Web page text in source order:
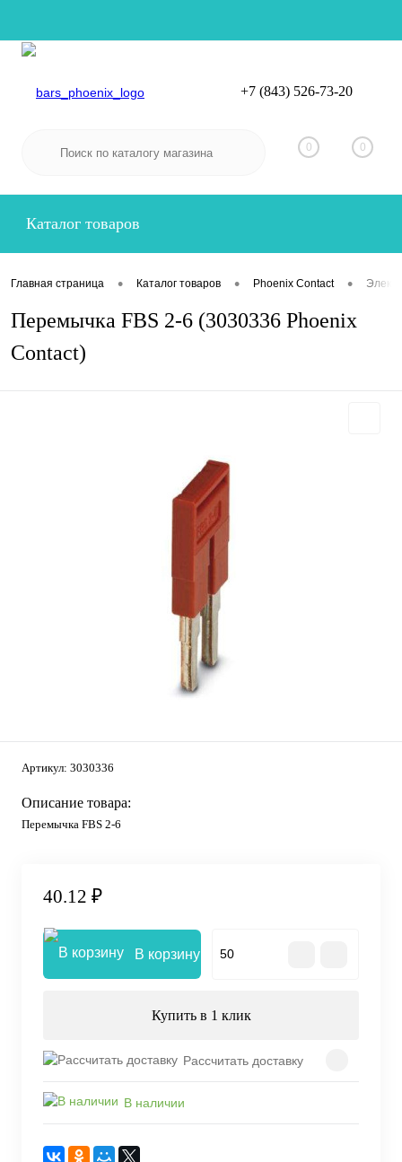
Вход
+7 (843) 526-73-20
0 0
Каталог товаров
Главная страница • Каталог товаров • Phoenix Contact •
Перемычка FBS 2-6 (3030336 Phoenix
Contact)
Артикул: 3030336
Описание товара:
Перемычка FBS 2-6
40.12 ₽
В корзину
Купить в 1 клик
Рассчитать доставку
В наличии